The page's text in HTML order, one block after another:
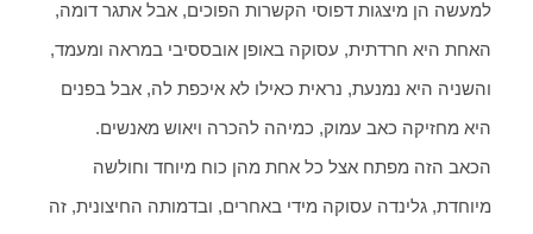
למעשה הן מיצגות דפוסי הקשרות הפוכים, אבל אתגר דומה,
האחת היא חרדתית, עסוקה באופן אובססיבי במראה ומעמד,
והשניה היא נמנעת, נראית כאילו לא איכפת לה, אבל בפנים
היא מחזיקה כאב עמוק, כמיהה להכרה ויאוש מאנשים.
הכאב הזה מפתח אצל כל אחת מהן כוח מיוחד וחולשה
מיוחדת, גלינדה עסוקה מידי באחרים, ובדמותה החיצונית, זה